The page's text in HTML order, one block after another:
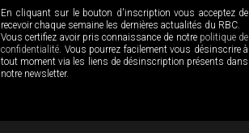
En cliquant sur le bouton d'inscription vous acceptez de
recevoir chaque semaine les dernières actualités du RBC.
Vous certifiez avoir pris connaissance de notre politique de
confidentialité. Vous pourrez facilement vous désinscrire à
tout moment via les liens de désinscription présents dans
notre newsletter.